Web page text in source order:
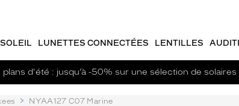
LUNETTES CONNECTÉES LENTILLES
plans d'été : jusqu’à -50% sur une sélection de solaires
NYAA127 C07 Marine